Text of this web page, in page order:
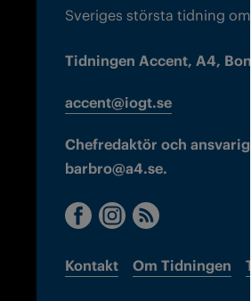
Sveriges största tidning
Tidningen Accent, A4,
accent@iogt.se
Chefredaktör och
barbro@a4.se.
Kontakt Om Tidningen